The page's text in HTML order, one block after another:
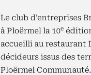
Le club d'entreprises
à Ploërmel la 10e
accueilli au restaurant
décideurs issus des
Ploërmel